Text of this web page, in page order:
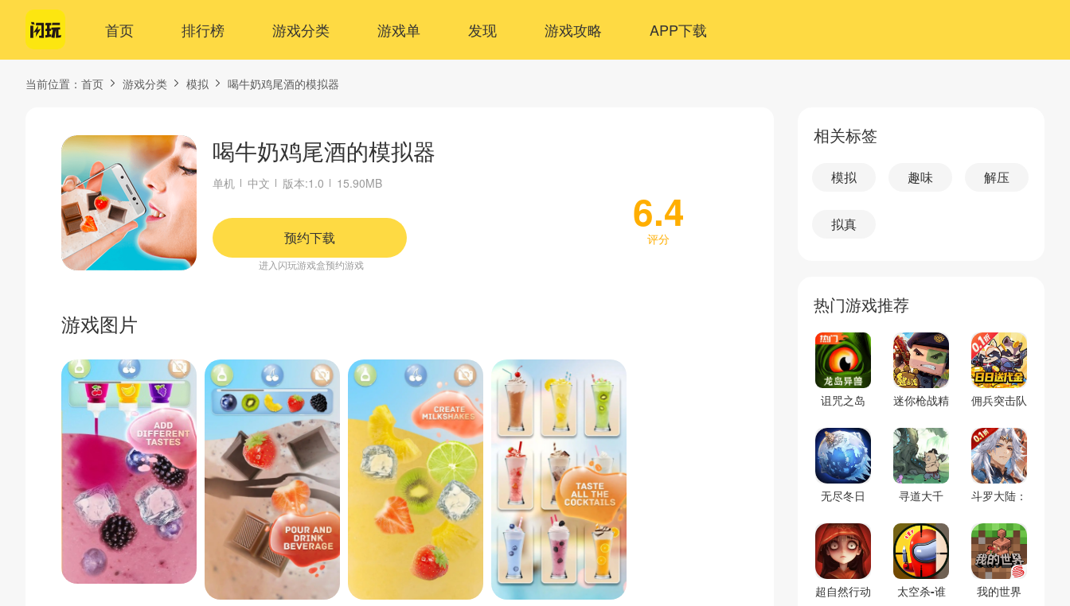
首页 排行榜 游戏分类 游戏单 发现 游戏攻略 APP下载
当前位置： 首页 游戏分类 模拟 喝牛奶鸡尾酒的模拟器
喝牛奶鸡尾酒的模拟器
单机 中文 版本:1.0 15.90MB
预约下载
进入闪玩游戏盒预约游戏
6.4
评分
游戏图片
相关标签
模拟 趣味 解压
拟真
热门游戏推荐
诅咒之岛
(辅助菜单)
迷你枪战精
英
佣兵突击队
(0.1折割草
免费版)
无尽冬日
(官服)
寻道大千
(官服)
斗罗大陆：
逆转时空
(0.1折)
超自然行动
太空杀-谁
我的世界